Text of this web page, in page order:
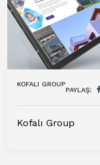
KOFALI GROUP
PAYLAŞ:
Kofalı Group